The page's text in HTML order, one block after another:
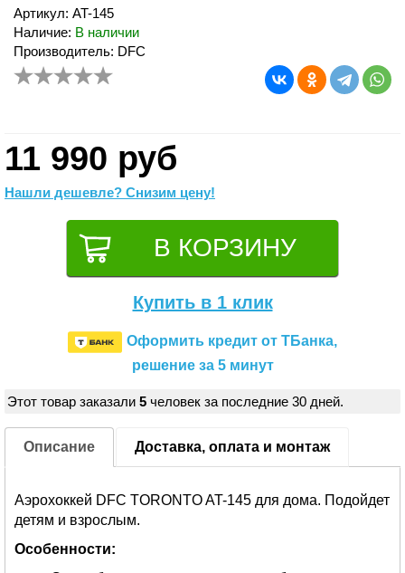
Артикул: AT-145
Наличие: В наличии
Производитель: DFC
11 990 руб
Нашли дешевле? Снизим цену!
Купить в 1 клик
Оформить кредит от ТБанка,
решение за 5 минут
Этот товар заказали 5 человек за последние 30 дней.
Описание Доставка, оплата и монтаж
Аэрохоккей DFC TORONTO AT-145 для дома. Подойдет
детям и взрослым.
Особенности: